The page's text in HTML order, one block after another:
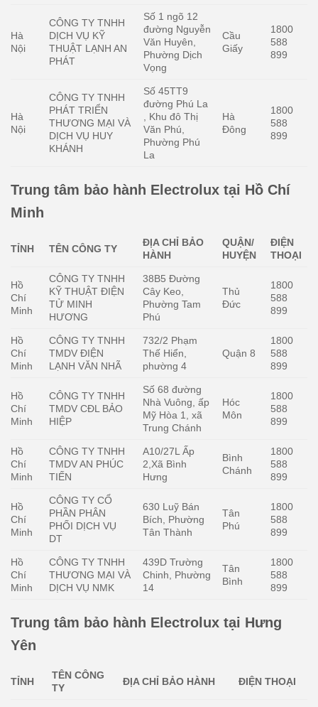
Hà
Nội
CÔNG TY TNHH
DỊCH VỤ KỸ
THUẬT LẠNH AN
PHÁT
Số 1 ngõ 12
đường Nguyễn
Văn Huyên,
Phường Dịch
Vọng
Cầu
Giấy
1800
588
899
Hà
Nội
CÔNG TY TNHH
PHÁT TRIỂN
THƯƠNG MẠI VÀ
DỊCH VỤ HUY
KHÁNH
Số 45TT9
đường Phú La
, Khu đô Thị
Văn Phú,
Phường Phú
La
Hà
Đông
1800
588
899
Trung tâm bảo hành Electrolux tại Hồ Chí
Minh
TỈNH TÊN CÔNG TY
ĐỊA CHỈ BẢO
HÀNH
QUẬN/
HUYỆN
ĐIỆN
THOẠI
Hồ
Chí
Minh
CÔNG TY TNHH
KỸ THUẬT ĐIỆN
TỬ MINH
HƯƠNG
38B5 Đường
Cây Keo,
Phường Tam
Phú
Thủ
Đức
1800
588
899
Hồ
Chí
Minh
CÔNG TY TNHH
TMDV ĐIỆN
LẠNH VĂN NHÃ
732/2 Phạm
Thế Hiển,
phường 4
Quận 8
1800
588
899
Hồ
Chí
Minh
CÔNG TY TNHH
TMDV CĐL BẢO
HIỆP
Số 68 đường
Nhà Vuông, ấp
Mỹ Hòa 1, xã
Trung Chánh
Hóc
Môn
1800
588
899
Hồ
Chí
Minh
CÔNG TY TNHH
TMDV AN PHÚC
TIẾN
A10/27L Ấp
2,Xã Bình
Hưng
Bình
Chánh
1800
588
899
Hồ
Chí
Minh
CÔNG TY CỔ
PHẦN PHÂN
PHỐI DỊCH VỤ
DT
630 Luỹ Bán
Bích, Phường
Tân Thành
Tân
Phú
1800
588
899
Hồ
Chí
Minh
CÔNG TY TNHH
THƯƠNG MẠI VÀ
DỊCH VỤ NMK
439D Trường
Chinh, Phường
14
Tân
Bình
1800
588
899
Trung tâm bảo hành Electrolux tại Hưng
Yên
TỈNH
TÊN CÔNG
TY
ĐỊA CHỈ BẢO HÀNH ĐIỆN THOẠI